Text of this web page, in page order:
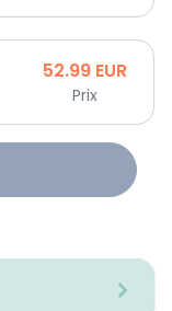
52.99 EUR
Prix